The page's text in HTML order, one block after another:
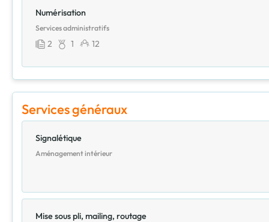
Numérisation
Services administratifs
2 1 12
Services généraux
Signalétique
Aménagement intérieur
Mise sous pli, mailing, routage